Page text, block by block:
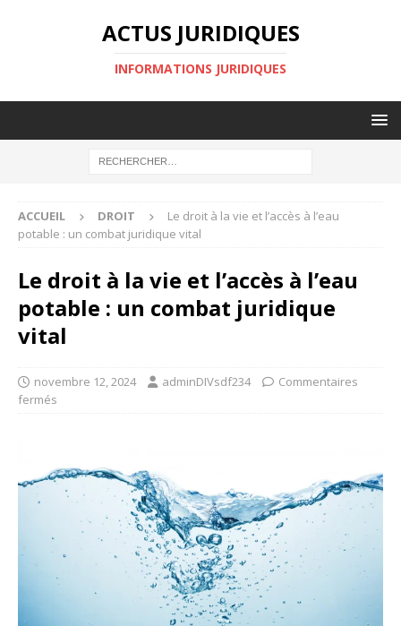
ACTUS JURIDIQUES
INFORMATIONS JURIDIQUES
ACCUEIL DROIT
Le droit à la vie et l’accès à l’eau
potable : un combat juridique vital
Le droit à la vie et l’accès à l’eau
potable : un combat juridique
vital
novembre 12, 2024 adminDIVsdf234
Commentaires
fermés